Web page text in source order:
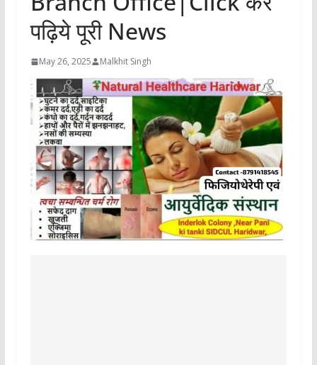
पढ़िये पूरी News
May 26, 2025 Malkhit Singh